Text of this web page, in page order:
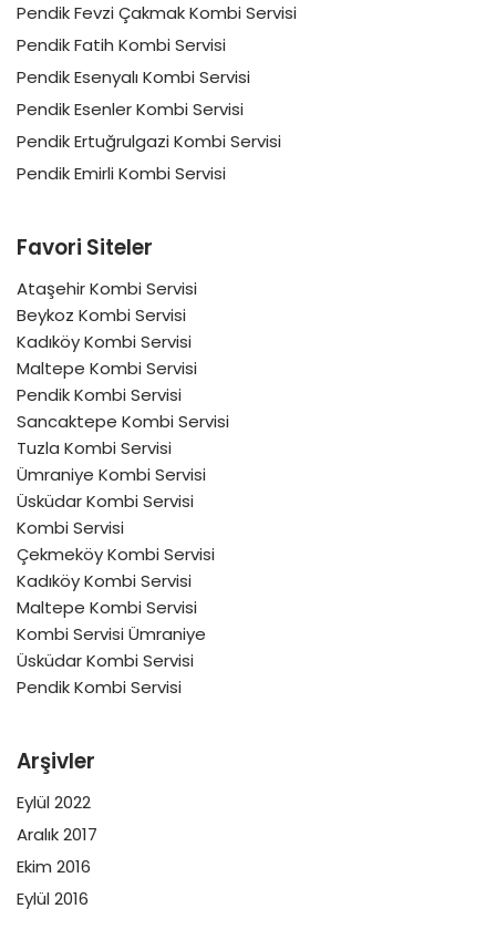
Pendik Fevzi Çakmak Kombi Servisi
Pendik Fatih Kombi Servisi
Pendik Esenyalı Kombi Servisi
Pendik Esenler Kombi Servisi
Pendik Ertuğrulgazi Kombi Servisi
Pendik Emirli Kombi Servisi
Favori Siteler
Ataşehir Kombi Servisi
Beykoz Kombi Servisi
Kadıköy Kombi Servisi
Maltepe Kombi Servisi
Pendik Kombi Servisi
Sancaktepe Kombi Servisi
Tuzla Kombi Servisi
Ümraniye Kombi Servisi
Üsküdar Kombi Servisi
Kombi Servisi
Çekmeköy Kombi Servisi
Kadıköy Kombi Servisi
Maltepe Kombi Servisi
Kombi Servisi Ümraniye
Üsküdar Kombi Servisi
Pendik Kombi Servisi
Arşivler
Eylül 2022
Aralık 2017
Ekim 2016
Eylül 2016